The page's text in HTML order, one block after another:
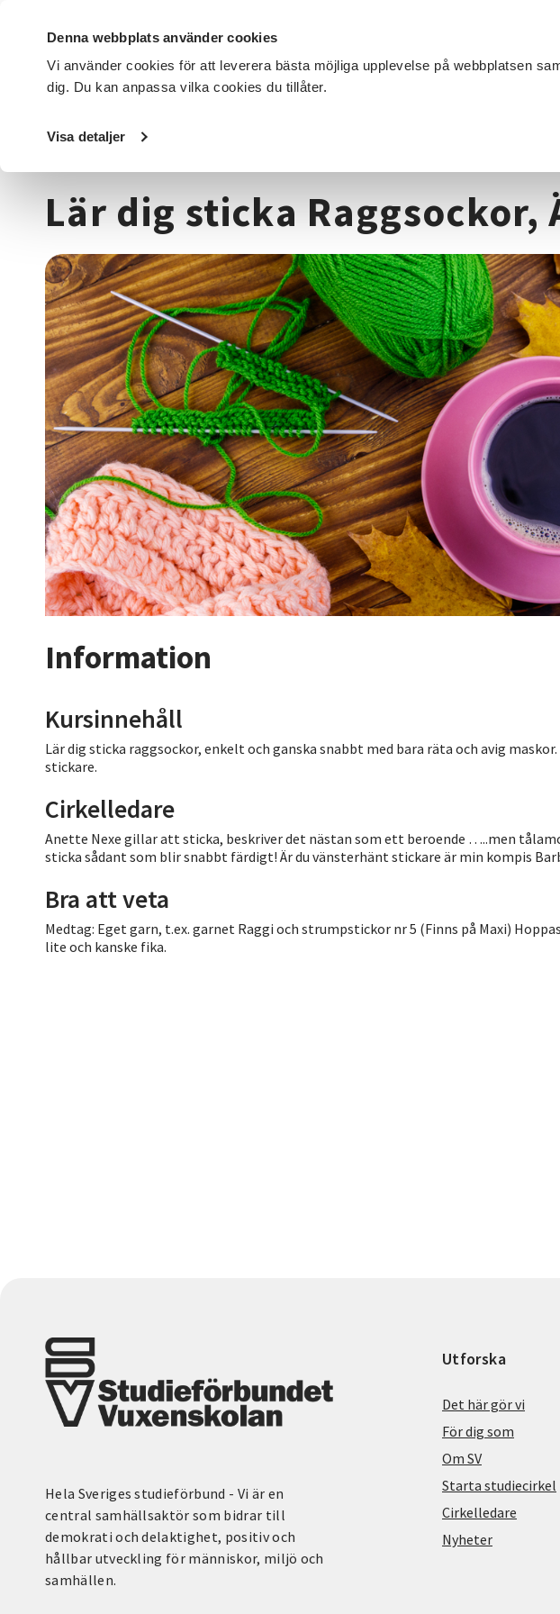
Denna webbplats använder cookies
Vi använder cookies för att leverera bästa möjliga upplevelse på webbplatsen
dig. Du kan anpassa vilka cookies du tillåter.
Visa detaljer
DET HÄR GÖR VI FÖR DIG SOM SÖK KURSER OCH EVENEMANG
Startsida / Kurser och evenemang
Lär dig sticka
Information
Kursinnehåll
Lär dig sticka raggsockor, enkelt och ganska snabbt med bara räta och avig
stickare.
Cirkelledare
Anette Nexe gillar att sticka, beskriver det nästan som ett beroende …..men
sticka sådant som blir snabbt färdigt! Är du vänsterhänt stickare är min kompis
Bra att veta
Medtag: Eget garn, t.ex. garnet Raggi och strumpstickor nr 5 (Finns på Maxi)
lite och kanske fika.
Hela Sveriges studieförbund - Vi är en
central samhällsaktör som bidrar till
demokrati och delaktighet, positiv och
hållbar utveckling för människor, miljö och
samhällen.
Utforska
Det här gör vi
För dig som
Om SV
Starta studiecirkel
Cirkelledare
Nyheter